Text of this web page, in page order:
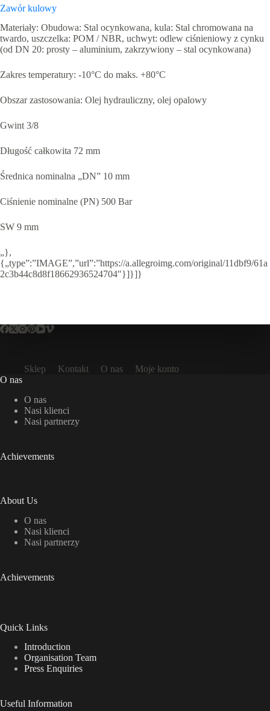
Zawór kulowy
Materiały: Obudowa: Stal ocynkowana, kula: Stal chromowana na
twardo, uszczelka: POM / NBR, uchwyt: odlew ciśnieniowy z cynku
(od DN 20: prosty – aluminium, zakrzywiony – stal ocynkowana)
Zakres temperatury: -10°C do maks. +80°C
Obszar zastosowania: Olej hydrauliczny, olej opalowy
Gwint 3/8
Długość całkowita 72 mm
Średnica nominalna „DN” 10 mm
Ciśnienie nominalne (PN) 500 Bar
SW 9 mm
„},
{„type”:”IMAGE”,”url”:”https://a.allegroimg.com/original/11dbf9/61a
2c3b44c8d8f18662936524704″}]}]}
Sklep Kontakt O nas
Moje konto
O nas
O nas
Nasi klienci
Nasi partnerzy
Achievements
About Us
O nas
Nasi klienci
Nasi partnerzy
Achievements
Quick Links
Introduction
Organisation Team
Press Enquiries
Useful Information